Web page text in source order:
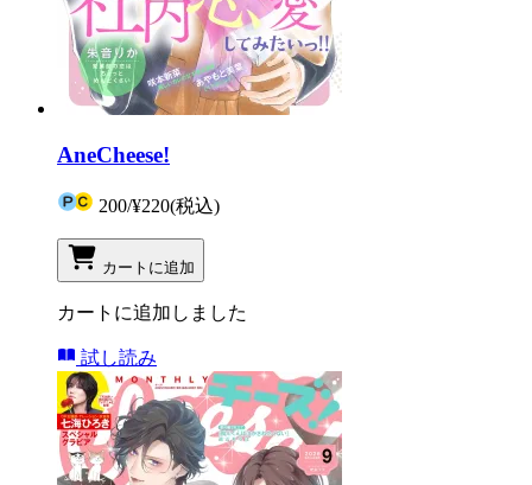
AneCheese!
200/¥220(税込)
カートに追加
カートに追加しました
試し読み